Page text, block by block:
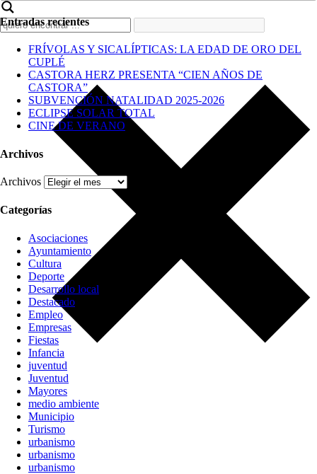
Entradas recientes
FRÍVOLAS Y SICALÍPTICAS: LA EDAD DE ORO DEL
CUPLÉ
CASTORA HERZ PRESENTA “CIEN AÑOS DE
CASTORA”
SUBVENCIÓN NATALIDAD 2025-2026
ECLIPSE SOLAR TOTAL
CINE DE VERANO
Archivos
Archivos
Categorías
Asociaciones
Ayuntamiento
Cultura
Deporte
Desarrollo local
Destacado
Empleo
Empresas
Fiestas
Infancia
juventud
Juventud
Mayores
medio ambiente
Municipio
Turismo
urbanismo
urbanismo
urbanismo